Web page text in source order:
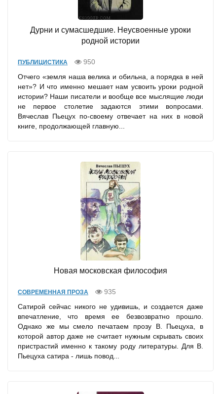
Дурни и сумасшедшие. Неусвоенные уроки
родной истории
ПУБЛИЦИСТИКА
950
Отчего «земля наша велика и обильна, а порядка в ней
нет»? И что именно мешает нам усвоить уроки родной
истории? Наши писатели и вообще все мыслящие люди
не первое столетие задаются этими вопросами.
Вячеслав Пьецух по-своему отвечает на них в новой
книге, продолжающей главную...
Новая московская философия
СОВРЕМЕННАЯ ПРОЗА
935
Сатирой сейчас никого не удивишь, и создается даже
впечатление, что время ее безвозвратно прошло.
Однако же мы смело печатаем прозу В. Пьецуха, в
которой автор даже не считает нужным скрывать своих
пристрастий именно к такому роду литературы. Для В.
Пьецуха сатира - лишь повод...